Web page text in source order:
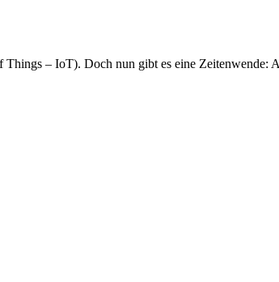
– IoT). Doch nun gibt es eine Zeitenwende: